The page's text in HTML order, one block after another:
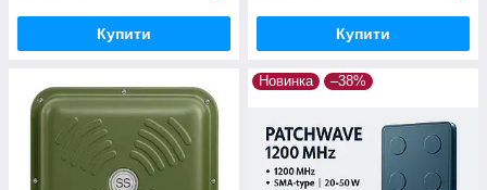
Купити Купити
Новинка –38%